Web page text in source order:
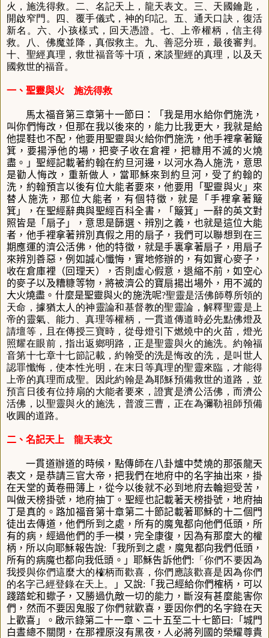
火，施洗得救。二、名記天上，龍天表文。三、天國鑰匙，
開啟窄門。四、覆手儀式，神的印記。五、通天口訣，復活
新名。六、小孩樣式，回天憑證。七、上帝權柄，信主得
救。八、佛魔並降，真假救主。九、善惡分班，最後審判。
十、聖經真理，救世福音等十項，來談聖經的真理，以及天
國救世的福音。
一、聖靈與火 施洗得救
馬太福音第三章第十一節曰：「我是用水給你們施洗，
叫你們悔改，但那在我以後來的，能力比我更大，我就是給
他提鞋也不配，他要用聖靈與火給你們施洗，他手裡拿著簸
箕，要揚淨他的場，把麥子收在倉裡，把糠用不滅的火燒
盡。」聖經記載著約翰在約旦河邊，以河水為人施洗，意思
是勸人悔改，重新做人，當耶穌來到約旦河，受了約翰的
洗，約翰預言以後有位大能者要來，他要用「聖靈與火」來
替人施洗，那位大能者，有個特徵，就是「手裡拿著簸
箕」，在聖經辭典與聖經百科全書，「簸箕」一辭的英文對
照皆是「扇子」，意思是篩選、辨別之義，也就是這位大能
者，他手裡拿著辨別真假之用的扇子，我們可以聯想到在三
期應運的濟公活佛，他的特徵，就是手裏拿著扇子，用扇子
來辨別善惡，例如誠心懺悔，實地修辦的，有如實心麥子，
收在倉庫裡（回理天），否則虛心假意，退縮不前，如空心
的麥子以及糟糠等物，將被濟公的寶扇揚出場外，用不滅的
大火燒盡。什麼是聖靈與火的施洗呢?聖靈是活佛師尊所領的
天命，據猶太人的神靈論和基督教的聖靈論，解釋聖靈是上
帝的靈氣、能力、真理等權柄，一貫道傳道時必先點佛燈及
請壇等，且在傳授三寶時，從母燈引下燃燒中的火苗，燈光
照耀在眼前，指出返鄉明路，正是聖靈與火的施洗。約翰福
音第十七章十七節記載，約翰受的洗是悔改的洗，是叫世人
認罪懺悔，使本性光明，在末日等真理的聖靈來臨，才能得
上帝的真理而成聖。因此約翰是為耶穌預備救世的道路，並
預言日後有位持扇的大能者要來，證實是濟公活佛，而濟公
活佛，以聖靈與火的施洗，普渡三曹，正在為彌勒祖師預備
收圓的道路。
二、名記天上 龍天表文
一貫道辦道的時候，點傳師在八卦爐中焚燒的那張龍天
表文，是恭請三官大帝，把我們在地府中的名字抽出來，掛
在天堂的黃卷冊簿上，從今以後就不必到地府去輪迴受苦，
叫做天榜掛號，地府抽丁。聖經也記載著天榜掛號，地府抽
丁是真的。路加福音第十章第二十節記載著耶穌的十二個門
徒出去傳道，他們所到之處，所有的魔鬼都向他們低頭，所
有的病，經過他們的手一模，完全康復，因為有那麼大的權
柄，所以向耶穌報告說: 「我所到之處，魔鬼都向我們低頭，
所有的病魔也都向我低頭。」耶穌告訴他們:「你們不要因為
我授與你們這麼大的榷柄而歡喜，你們應該歡喜是因為你們
的名字己經登錄在天上。
」又說: 「我己經給你們榷柄，可以
踐踏蛇和蠍子，又勝過仇敵一切的能力，斷沒有甚麼能害你
們，然而不要因鬼服了你們就歡喜，要因你們的名字錄在天
上歡喜 」。啟示錄第二十一章、二十五至二十七節曰 : 「城門
白晝總不關閉，在那裡原沒有黑夜，人必將列國的榮耀尊貴